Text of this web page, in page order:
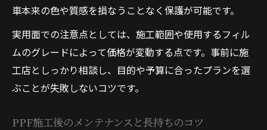
車本来の色や質感を損なうことなく保護が可能です。
実用面での注意点としては、施工範囲や使用するフィル
ムのグレードによって価格が変動する点です。事前に施
工店としっかり相談し、目的や予算に合ったプランを選
ぶことが失敗しないコツです。
PPF施工後のメンテナンスと長持ちのコツ